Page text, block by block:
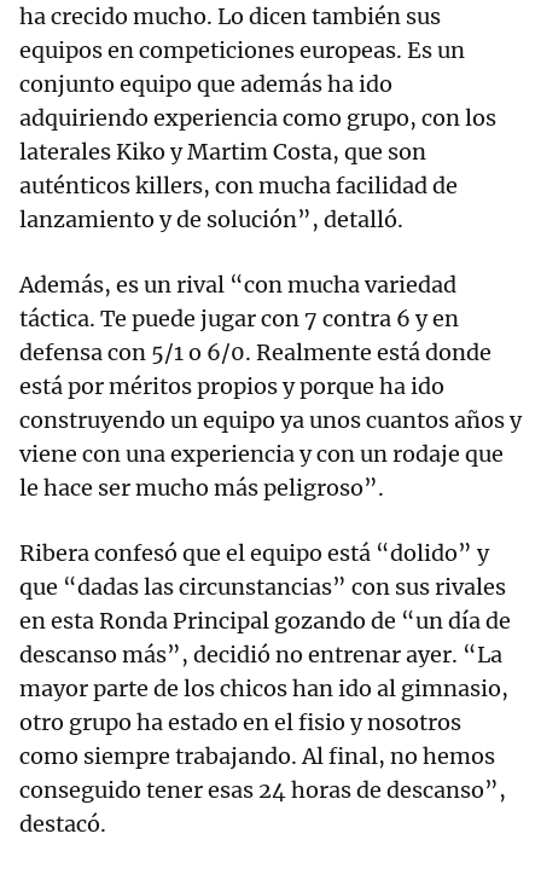
ha crecido mucho. Lo dicen también sus
equipos en competiciones europeas. Es un
conjunto equipo que además ha ido
adquiriendo experiencia como grupo, con los
laterales Kiko y Martim Costa, que son
auténticos killers, con mucha facilidad de
lanzamiento y de solución”, detalló.
Además, es un rival “con mucha variedad
táctica. Te puede jugar con 7 contra 6 y en
defensa con 5/1 o 6/0. Realmente está donde
está por méritos propios y porque ha ido
construyendo un equipo ya unos cuantos años y
viene con una experiencia y con un rodaje que
le hace ser mucho más peligroso”.
Ribera confesó que el equipo está “dolido” y
que “dadas las circunstancias” con sus rivales
en esta Ronda Principal gozando de “un día de
descanso más”, decidió no entrenar ayer. “La
mayor parte de los chicos han ido al gimnasio,
otro grupo ha estado en el fisio y nosotros
como siempre trabajando. Al final, no hemos
conseguido tener esas 24 horas de descanso”,
destacó.